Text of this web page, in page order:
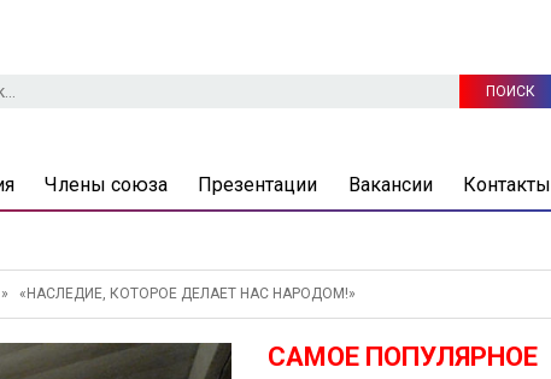
Члены союза Презентации Вакансии Контакты
» «НАСЛЕДИЕ, КОТОРОЕ ДЕЛАЕТ НАС НАРОДОМ!»
САМОЕ ПОПУЛЯРНОЕ